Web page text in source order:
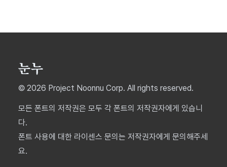
© 2026 Project Noonnu Corp. All rights reserved.
모든 폰트의 저작권은 모두 각 폰트의 저작권자에게 있습니
다.
폰트 사용에 대한 라이센스 문의는 저작권자에게 문의해주세
요.